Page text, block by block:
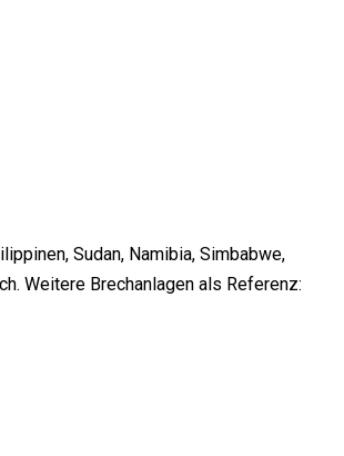
Sudan, Namibia, Simbabwe,
Weitere Brechanlagen als Referenz: